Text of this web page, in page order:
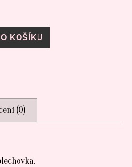
množství
KOŠÍKU
(0)